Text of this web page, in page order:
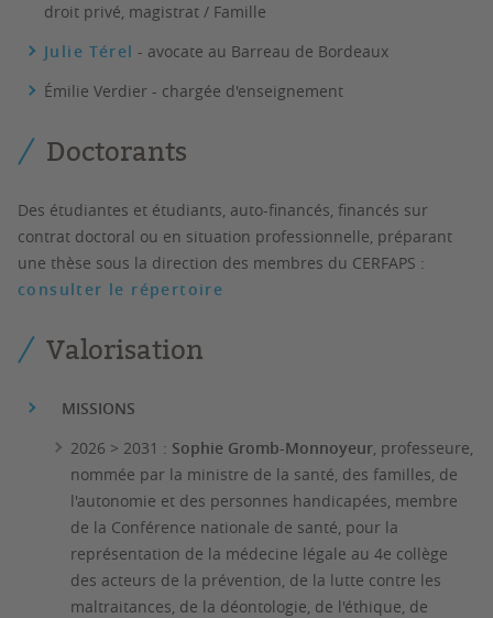
droit privé, magistrat / Famille
Julie Térel - avocate au Barreau de Bordeaux
Émilie Verdier - chargée d'enseignement
Doctorants
Des étudiantes et étudiants, auto-financés, financés sur
contrat doctoral ou en situation professionnelle, préparant
une thèse sous la direction des membres du CERFAPS :
consulter le répertoire
Valorisation
MISSIONS
2026 > 2031 : Sophie Gromb-Monnoyeur, professeure,
nommée par la ministre de la santé, des familles, de
l'autonomie et des personnes handicapées, membre
de la Conférence nationale de santé, pour la
représentation de la médecine légale au 4e collège
des acteurs de la prévention, de la lutte contre les
maltraitances, de la déontologie, de l'éthique, de